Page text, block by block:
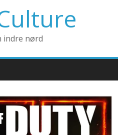
indre nørd